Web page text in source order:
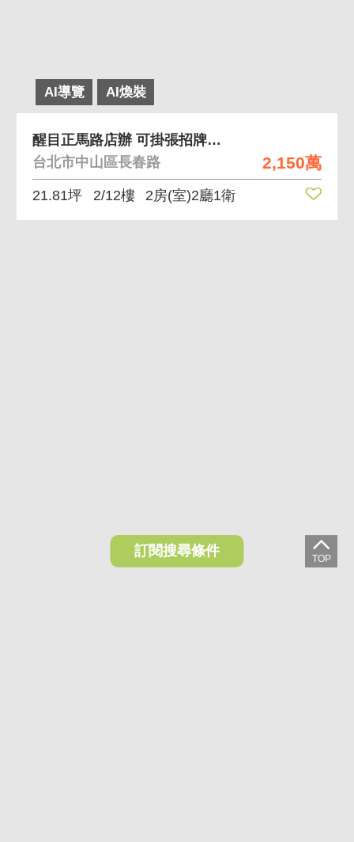
AI導覽 AI煥裝
2,150萬
醒目正馬路店辦 可掛張招牌店辦，大面寬位置好
台北市中山區長春路
21.81坪 2/12樓 2房(室)2廳1衛
訂閱搜尋條件